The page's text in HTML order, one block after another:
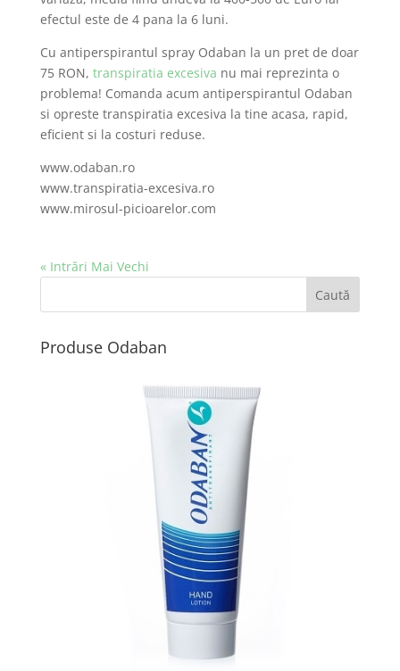
efectul este de 4 pana la 6 luni.
Cu antiperspirantul spray Odaban la un pret de doar
75 RON, transpiratia excesiva nu mai reprezinta o
problema! Comanda acum antiperspirantul Odaban
si opreste transpiratia excesiva la tine acasa, rapid,
eficient si la costuri reduse.
www.odaban.ro
www.transpiratia-excesiva.ro
www.mirosul-picioarelor.com
« Intrări Mai Vechi
Produse Odaban